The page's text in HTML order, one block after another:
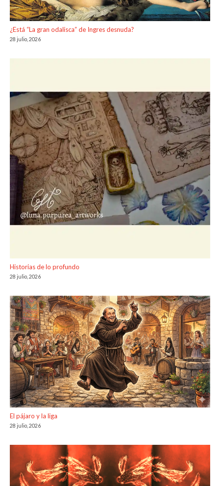
¿Está “La gran odalisca” de Ingres desnuda?
28 julio, 2026
Historias de lo profundo
28 julio, 2026
El pájaro y la liga
28 julio, 2026